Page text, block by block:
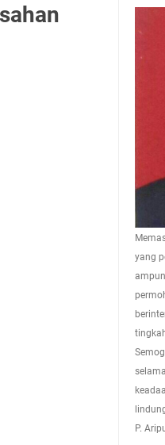
yang
P.